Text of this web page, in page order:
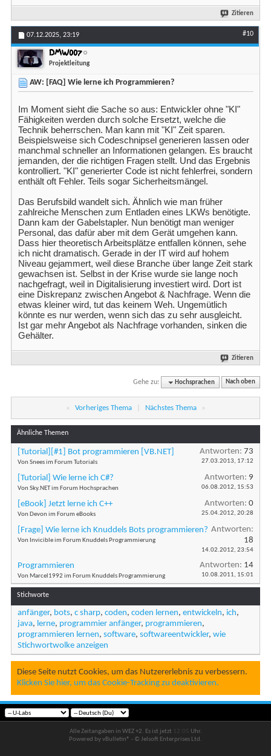
Zitieren
07.12.2025, 23:19 #10
DMW007
Projektleitung
AW: [FAQ] Wie lerne ich Programmieren?
Im Moment sieht die Sache so aus: Entwickler ohne "KI"
Fähigkeiten werden durch solche Ersetzt, welche die
Technik beherrschen. Man kann mit "KI" Zeit sparen.
Beispielsweise sich Codeschnipsel generieren lassen oder
manchmal schneller an Informationen gelangen. Es braucht
jemanden, der die richtigen Fragen stellt. Und das Ergebnis
kontrolliert. "KI" generierter Code ist nicht fehlerfrei, sondern
enthält oft Fehler. Teils sogar Sicherheitsmängel.
Das Berufsbild wandelt sich. Ähnlich wie man früher
zahlreiche Menschen zum Entladen eines LKWs benötigte.
Dann kam der Gabelstapler. Nun benötigt man weniger
Personal, das dafür aber mit dem Gerät umgehen kann.
Dass hier theoretisch Arbeitsplätze entfallen können, sehe
ich nicht dramatisch. Gerade in der IT wird auf hohem
Niveau gejammert, weil diese Branche über lange Zeit stark
gewachsen ist. Selbst in der Krise wurde sie lange noch
nachgefragt, weil in Digitalisierung investiert wird. Dort ist
eine Diskrepanz zwischen Angebot & Nachfrage. Wenn die
etwas kleiner wird, tut das keinem Weh. Ungemütlich
könnte es nur werden, wenn sich das zu sehr ausgleicht.
Ist gar mehr Angebot als Nachfrage vorhanden, sinken die
Gehälter.
Zitieren
Gehe zu: Hochsprachen Nach oben
« Vorheriges Thema Nächstes Thema »
Ähnliche Themen
[Tutorial][#1] Bot programmieren [VB.NET]
Von Snees im Forum Tutorials
Antworten: 73
27.03.2013, 17:12
[Tutorial] Wie lerne ich C#?
Von Sky.NET im Forum Hochsprachen
Antworten: 9
06.08.2012, 15:53
[eBook] Jetzt lerne ich C++
Von Devon im Forum eBooks
Antworten: 0
25.04.2012, 20:28
[Frage] Wie lerne ich Knuddels Bots programmieren?
Von Invicible im Forum Knuddels Programmierung
Antworten:
18
14.02.2012, 23:54
Programmieren
Von Marcel1992 im Forum Knuddels Programmierung
Antworten: 14
10.08.2011, 15:01
Stichworte
anfänger, bots, c sharp, coden, coden lernen, entwickeln, ich,
java, lerne, programmier anfänger, programmieren,
programmieren lernen, software, softwareentwickler, wie
Stichwortwolke anzeigen
Diese Seite nutzt Cookies, um das Nutzererlebnis zu verbessern.
Klicken Sie hier, um das Cookie-Tracking zu deaktivieren.
Alle Zeitangaben in WEZ +2. Es ist jetzt 12:05
Uhr.
Powered by vBulletin® - © Jelsoft Enterprises Ltd.